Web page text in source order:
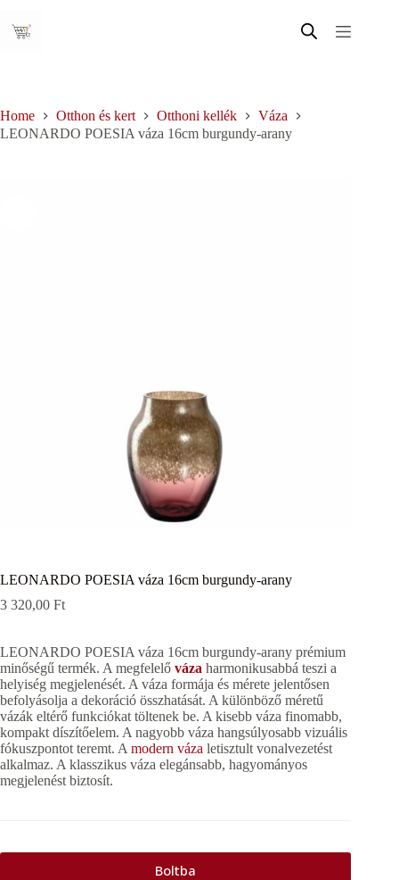
content
Home Otthon és kert Otthoni kellék
Váza
LEONARDO POESIA váza 16cm burgundy-arany
LEONARDO POESIA váza 16cm burgundy-arany
3 320,00 Ft
LEONARDO POESIA váza 16cm burgundy-arany prémium
minőségű termék. A megfelelő váza harmonikusabbá teszi a
helyiség megjelenését. A váza formája és mérete jelentősen
befolyásolja a dekoráció összhatását. A különböző méretű
vázák eltérő funkciókat töltenek be. A kisebb váza finomabb,
kompakt díszítőelem. A nagyobb váza hangsúlyosabb vizuális
fókuszpontot teremt. A modern váza letisztult vonalvezetést
alkalmaz. A klasszikus váza elegánsabb, hagyományos
megjelenést biztosít.
Boltba